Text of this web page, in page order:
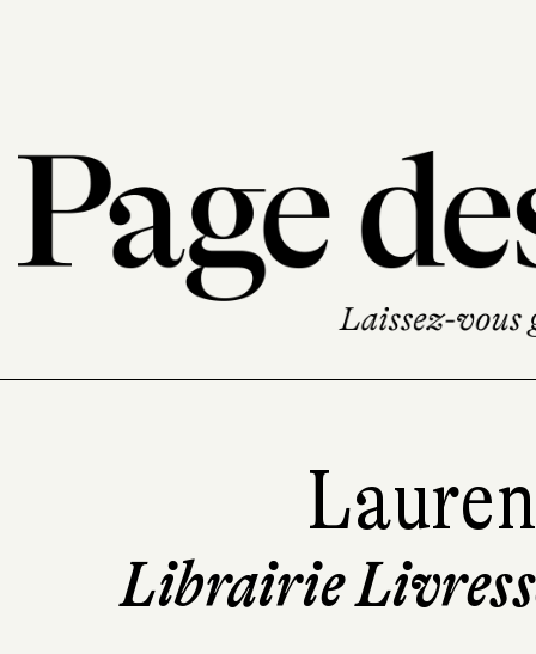
Librairie